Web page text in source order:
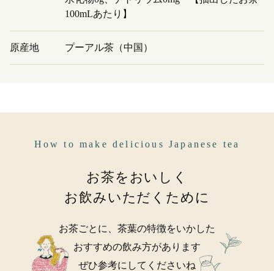
100mLあたり】
原産地 プーアル茶（中国）
How to make delicious Japanese tea
お茶をおいしく
お飲みいただくために
お茶ごとに、茶葉の特徴をいかした
おすすめの飲み方があります
ぜひ参考にしてくださいね